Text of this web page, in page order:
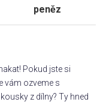
peněz
Pokud jste si
vám ozveme s
z dílny? Ty hned